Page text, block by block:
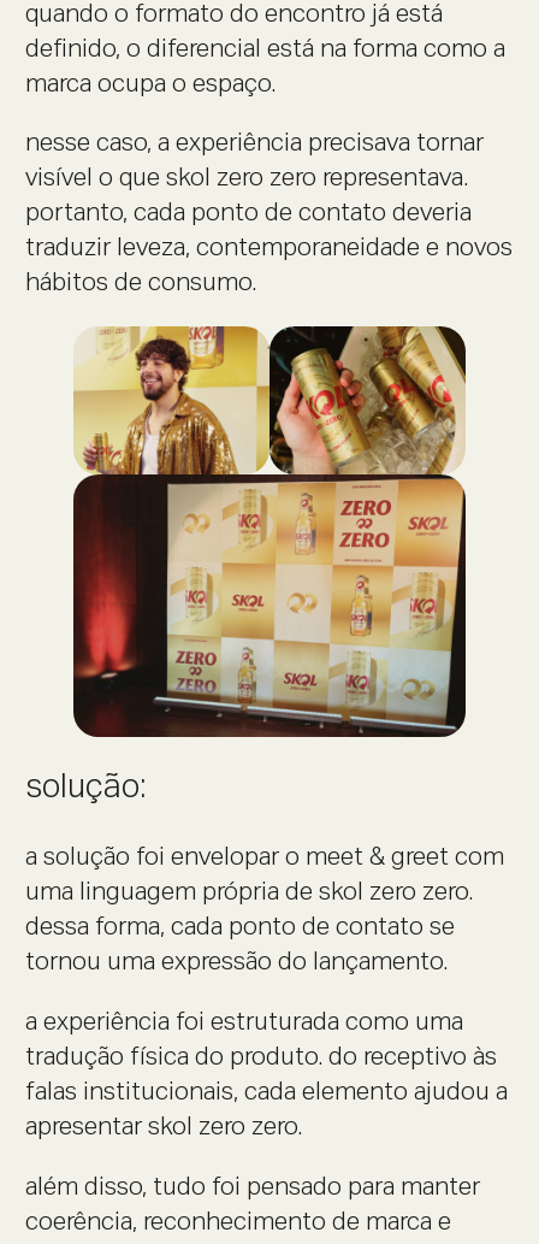
quando o formato do encontro já está
definido, o diferencial está na forma como a
marca ocupa o espaço.
nesse caso, a experiência precisava tornar
visível o que skol zero zero representava.
portanto, cada ponto de contato deveria
traduzir leveza, contemporaneidade e novos
hábitos de consumo.
solução:
a solução foi envelopar o meet & greet com
uma linguagem própria de skol zero zero.
dessa forma, cada ponto de contato se
tornou uma expressão do lançamento.
a experiência foi estruturada como uma
tradução física do produto. do receptivo às
falas institucionais, cada elemento ajudou a
apresentar skol zero zero.
além disso, tudo foi pensado para manter
coerência, reconhecimento de marca e